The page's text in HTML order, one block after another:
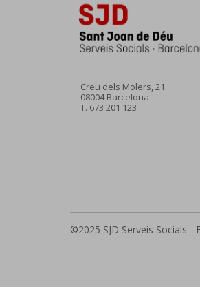
Creu dels Molers, 21
08004 Barcelona
T. 673 201 123
©2025 SJD Serveis Socials -